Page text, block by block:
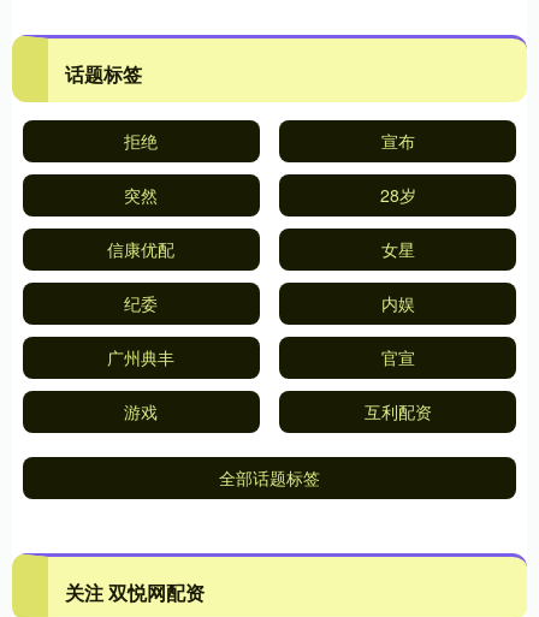
话题标签
拒绝 宣布
突然 28岁
信康优配 女星
纪委 内娱
广州典丰 官宣
游戏 互利配资
全部话题标签
关注 双悦网配资